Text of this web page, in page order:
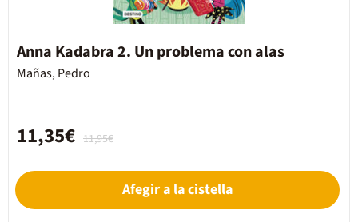
Anna Kadabra 2. Un problema con alas
Mañas, Pedro
11,95€
11,35€
Afegir a la cistella